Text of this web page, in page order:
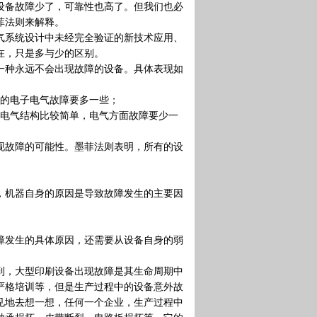
故障少了，可靠性也高了。但我们也必
则来解释。
设计中未经完全验证的新技术应用、
只是多与少的区别。
永远不会出现故障的设备。具体表现如
子电气故障要多一些；
结构比较简单，电气方面故障要少一
障的可能性。墨菲法则表明，所有的设
器自身的原因是导致故障发生的主要因
生的具体原因，还需要从设备自身的弱
大型印刷设备出现故障是其生命周期中
培训等，但是生产过程中的设备意外故
去想一想，任何一个企业，生产过程中